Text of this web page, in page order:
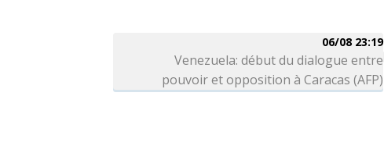
06/08 23:19
Venezuela: début du dialogue entre
pouvoir et opposition à Caracas (AFP)